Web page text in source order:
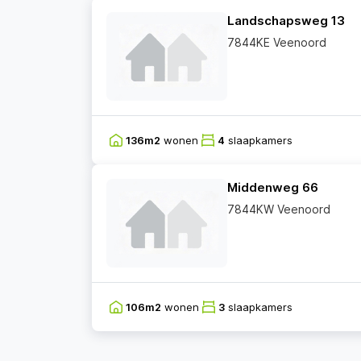
Landschapsweg 13
7844KE Veenoord
136m2 wonen 4 slaapkamers
Middenweg 66
7844KW Veenoord
106m2 wonen 3 slaapkamers